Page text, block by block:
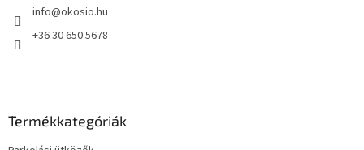
info@okosio.hu
+36 30 650 5678
Termékkategóriák